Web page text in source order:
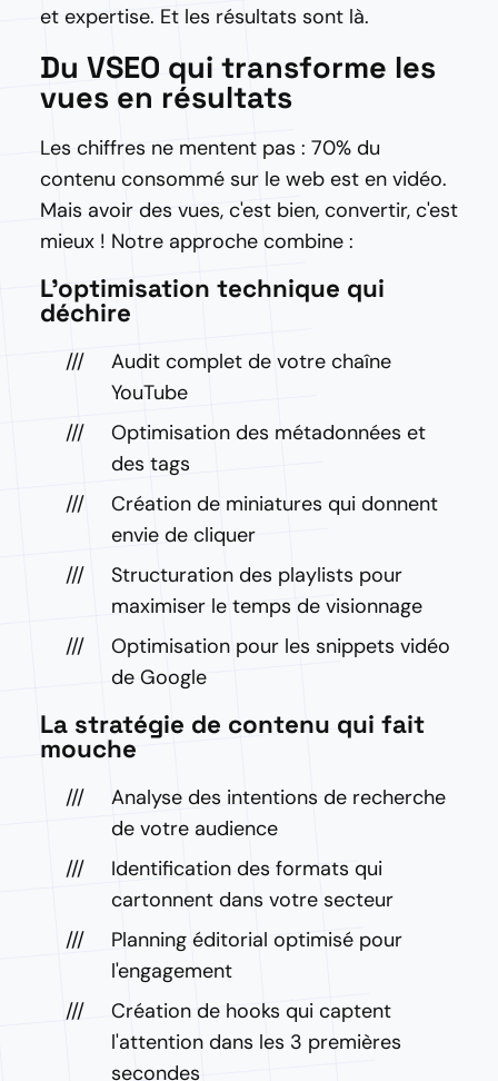
et expertise. Et les résultats sont là.
Du VSEO qui transforme les
vues en résultats
Les chiffres ne mentent pas : 70% du
contenu consommé sur le web est en vidéo.
Mais avoir des vues, c'est bien, convertir, c'est
mieux ! Notre approche combine :
L'optimisation technique qui
déchire
Audit complet de votre chaîne
YouTube
Optimisation des métadonnées et
des tags
Création de miniatures qui donnent
envie de cliquer
Structuration des playlists pour
maximiser le temps de visionnage
Optimisation pour les snippets vidéo
de Google
La stratégie de contenu qui fait
mouche
Analyse des intentions de recherche
de votre audience
Identification des formats qui
cartonnent dans votre secteur
Planning éditorial optimisé pour
l'engagement
Création de hooks qui captent
l'attention dans les 3 premières
secondes